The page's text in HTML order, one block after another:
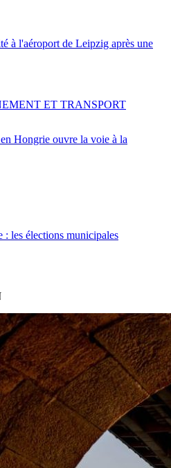
à l'aéroport de Leipzig après une
Hongrie ouvre la voie à la
ET TRANSPORT
: les élections municipales